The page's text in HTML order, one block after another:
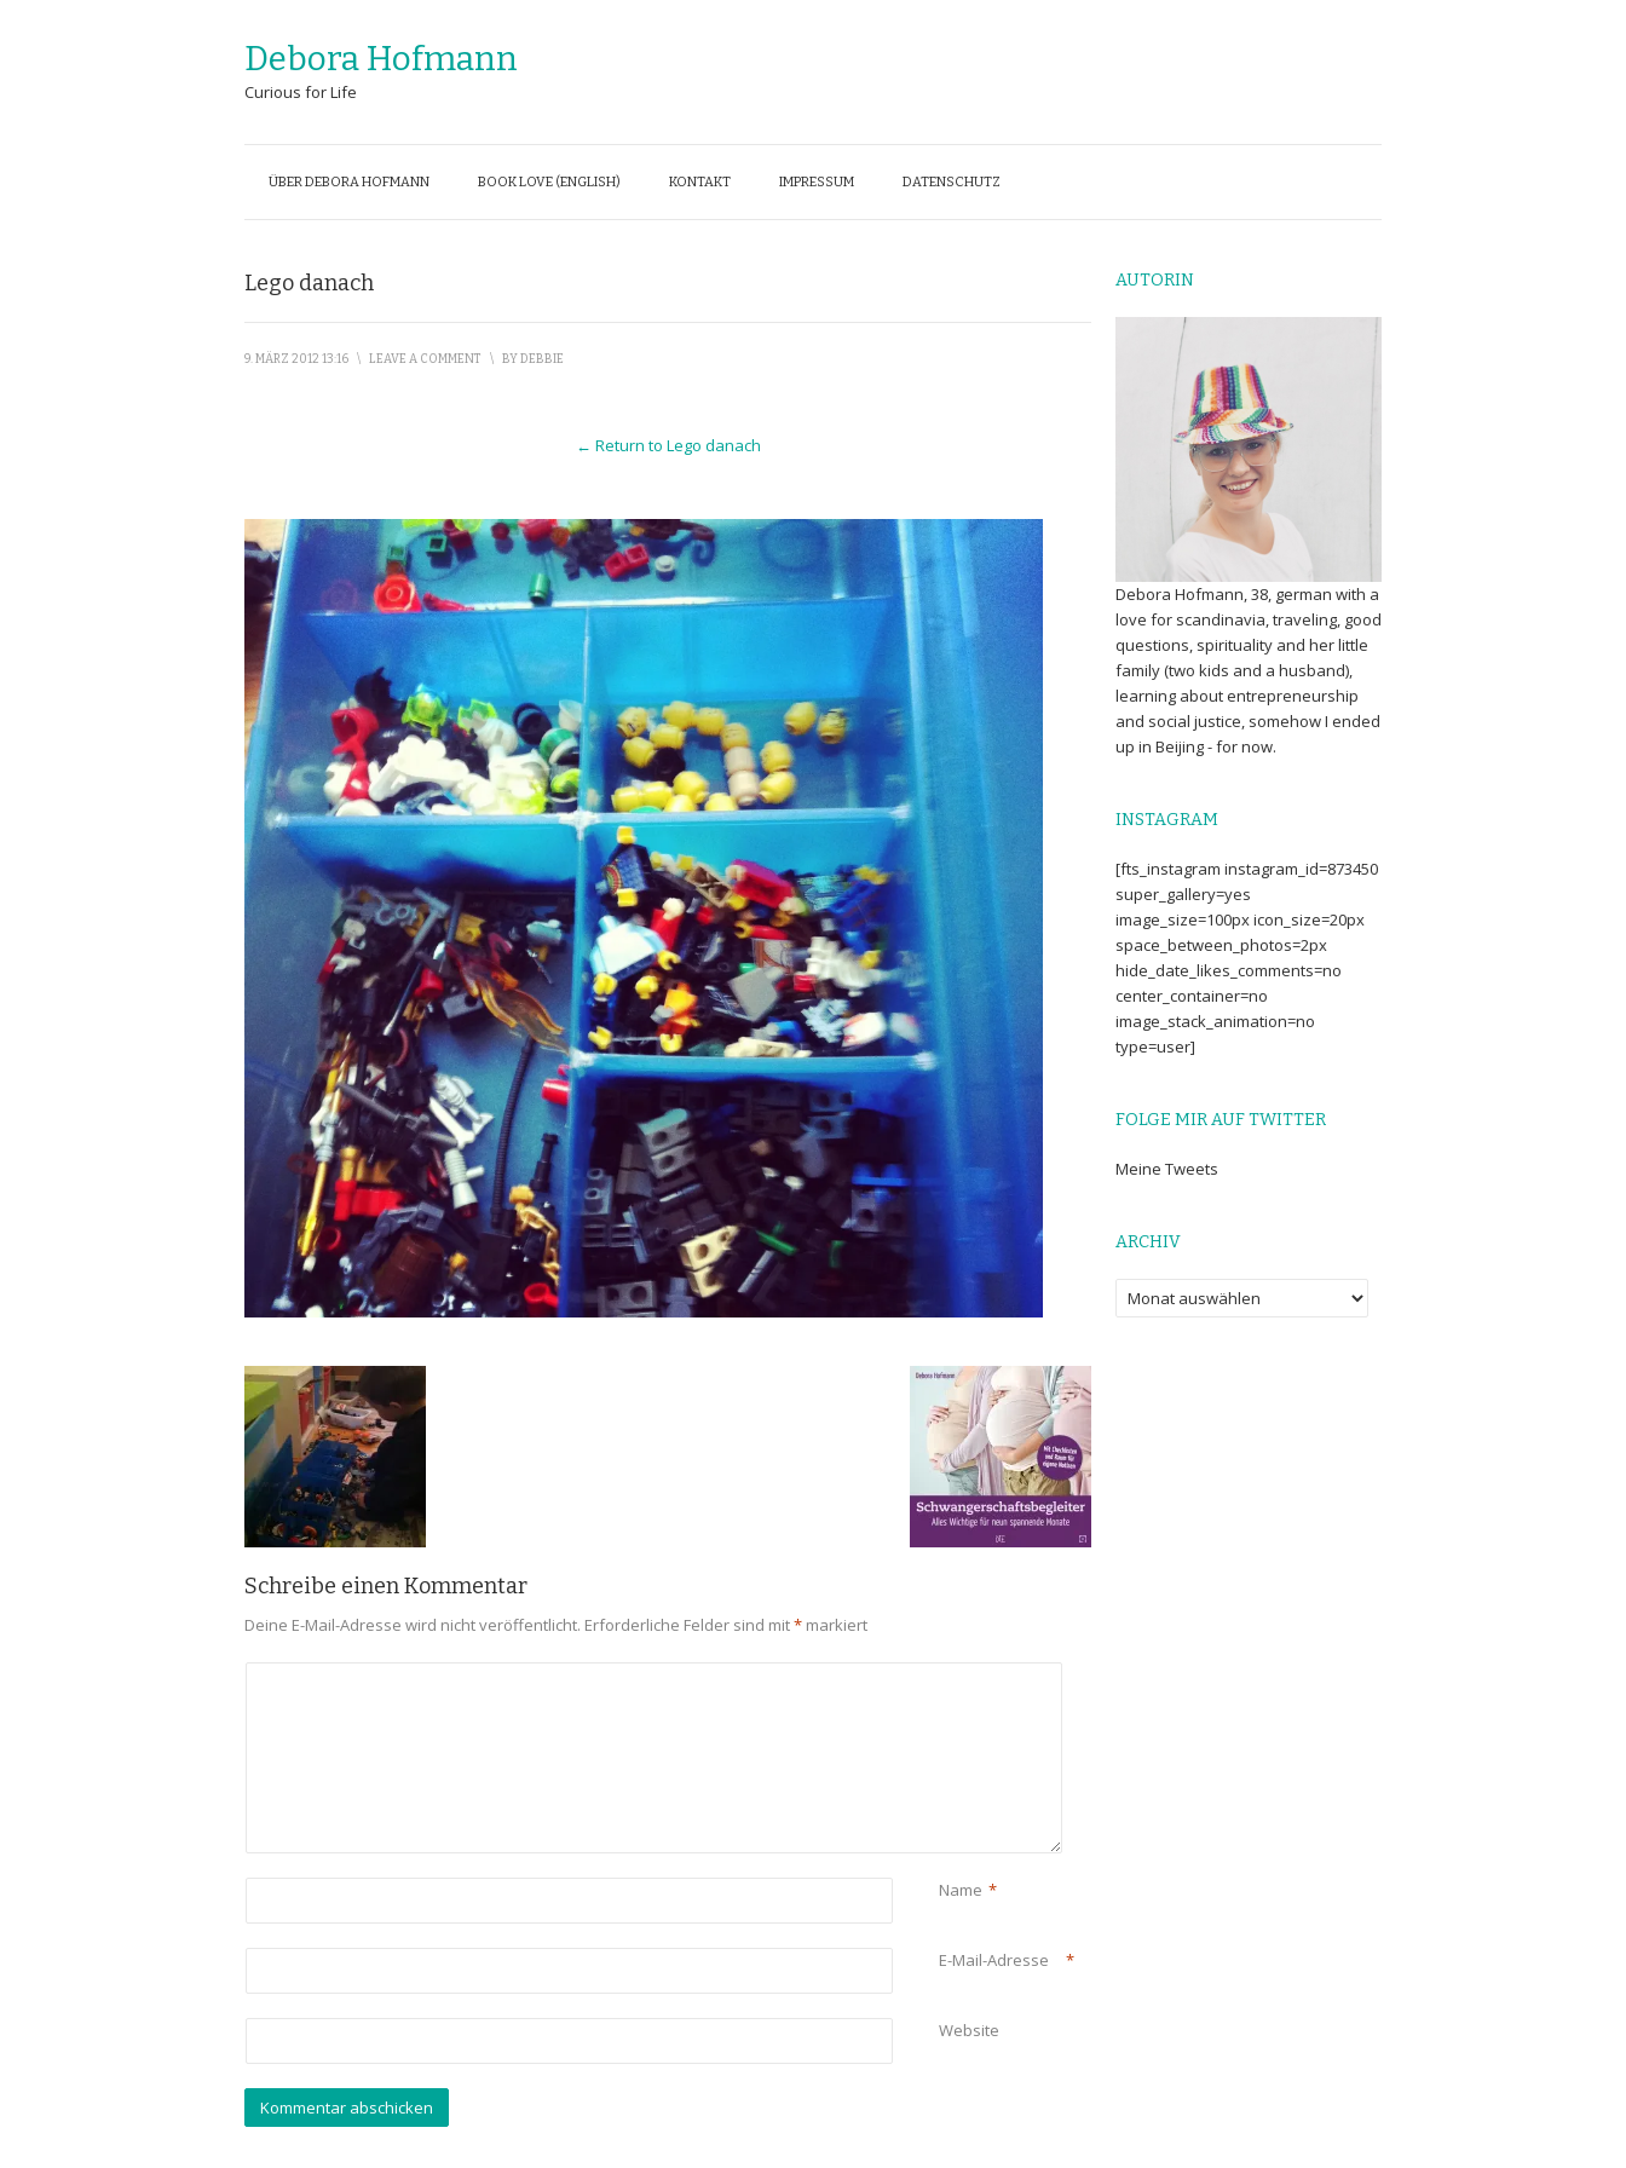
Debora Hofmann
Curious for Life
ÜBER DEBORA HOFMANN BOOK LOVE (ENGLISH) KONTAKT IMPRESSUM DATENSCHUTZ
Lego danach
9. MÄRZ 2012 13:16 \ LEAVE A COMMENT \ BYDEBBIE
← Return to Lego danach
Schreibe einen Kommentar
Deine E-Mail-Adresse wird nicht veröffentlicht. Erforderliche Felder sind mit* markiert
Name *
E-Mail-Adresse *
Website
AUTORIN
Debora Hofmann, 38, german with a
love for scandinavia, traveling, good
questions, spirituality and her little
family (two kids and a husband),
learning about entrepreneurship
and social justice, somehow I ended
up in Beijing - for now.
INSTAGRAM
[fts_instagram instagram_id=873450
super_gallery=yes
image_size=100px icon_size=20px
space_between_photos=2px
hide_date_likes_comments=no
center_container=no
image_stack_animation=no
type=user]
FOLGE MIR AUF TWITTER
Meine Tweets
ARCHIV
Archiv